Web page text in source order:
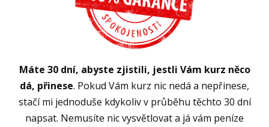
Máte 30 dní, abyste zjistili, jestli Vám kurz něco
dá, přinese. Pokud Vám kurz nic nedá a nepřinese,
stačí mi jednoduše kdykoliv v průběhu těchto 30 dní
napsat. Nemusíte nic vysvětlovat a já vám peníze